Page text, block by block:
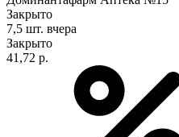
Закрыто
7,5 шт. вчера
Закрыто
41,72 р.